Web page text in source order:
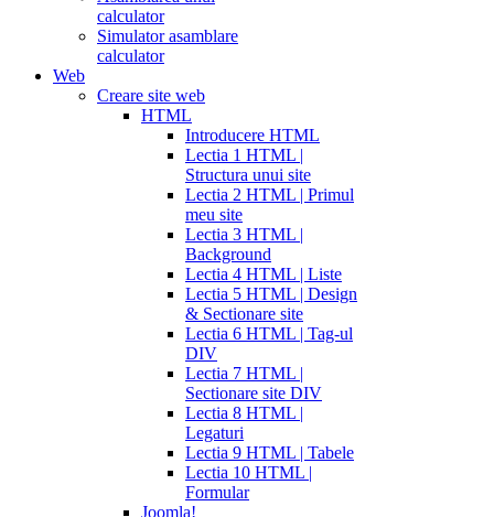
calculator
Simulator asamblare
calculator
Web
Creare site web
HTML
Introducere HTML
Lectia 1 HTML |
Structura unui site
Lectia 2 HTML | Primul
meu site
Lectia 3 HTML |
Background
Lectia 4 HTML | Liste
Lectia 5 HTML | Design
& Sectionare site
Lectia 6 HTML | Tag-ul
DIV
Lectia 7 HTML |
Sectionare site DIV
Lectia 8 HTML |
Legaturi
Lectia 9 HTML | Tabele
Lectia 10 HTML |
Formular
Joomla!